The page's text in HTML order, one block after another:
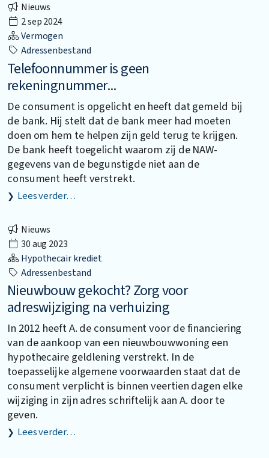
Nieuws
2 sep 2024
Vermogen
Adressenbestand
Telefoonnummer is geen
rekeningnummer...
De consument is opgelicht en heeft dat gemeld bij
de bank. Hij stelt dat de bank meer had moeten
doen om hem te helpen zijn geld terug te krijgen.
De bank heeft toegelicht waarom zij de NAW-
gegevens van de begunstigde niet aan de
consument heeft verstrekt.
Lees verder…
Nieuws
30 aug 2023
Hypothecair krediet
Adressenbestand
Nieuwbouw gekocht? Zorg voor
adreswijziging na verhuizing
In 2012 heeft A. de consument voor de financiering
van de aankoop van een nieuwbouwwoning een
hypothecaire geldlening verstrekt. In de
toepasselijke algemene voorwaarden staat dat de
consument verplicht is binnen veertien dagen elke
wijziging in zijn adres schriftelijk aan A. door te
geven.
Lees verder…